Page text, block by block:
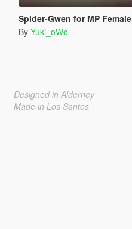
Spider-Gwen for MP Female
By Yuki_oWo
Designed in Alderney
Made in Los Santos